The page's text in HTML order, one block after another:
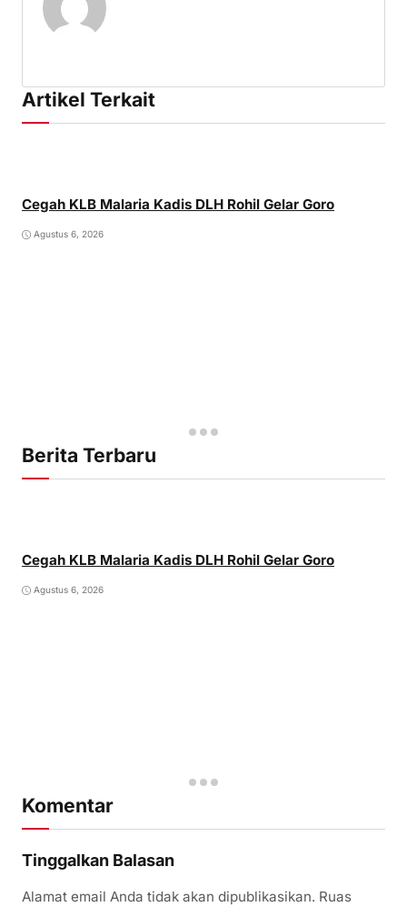
Artikel Terkait
Cegah KLB Malaria Kadis DLH Rohil Gelar Goro
Agustus 6, 2026
Berita Terbaru
Cegah KLB Malaria Kadis DLH Rohil Gelar Goro
Agustus 6, 2026
Komentar
Tinggalkan Balasan
Alamat email Anda tidak akan dipublikasikan. Ruas